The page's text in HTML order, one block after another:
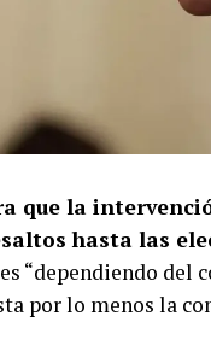
que la
hasta las
“dependiendo del
por lo menos la